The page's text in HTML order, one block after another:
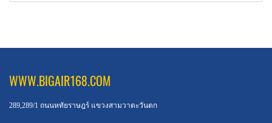
WWW.BIGAIR168.COM
289,289/1 ถนนหทัยราษฎร์ แขวงสามวาตะวันตก